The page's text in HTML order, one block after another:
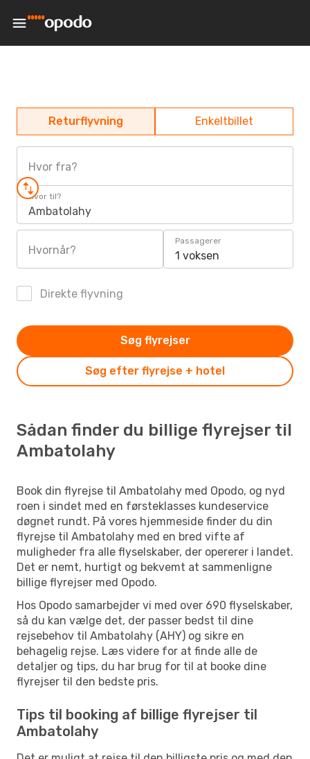
Returflyvning Enkeltbillet
Hvor fra?
Hvor til?
Ambatolahy
Hvornår?
Passagerer
1 voksen
Direkte flyvning
Søg efter flyrejse + hotel
Søg flyrejser
Sådan finder du billige flyrejser til
Ambatolahy
Book din flyrejse til Ambatolahy med Opodo, og nyd
roen i sindet med en førsteklasses kundeservice
døgnet rundt. På vores hjemmeside finder du din
flyrejse til Ambatolahy med en bred vifte af
muligheder fra alle flyselskaber, der opererer i landet.
Det er nemt, hurtigt og bekvemt at sammenligne
billige flyrejser med Opodo.
Hos Opodo samarbejder vi med over 690 flyselskaber,
så du kan vælge det, der passer bedst til dine
rejsebehov til Ambatolahy (AHY) og sikre en
behagelig rejse. Læs videre for at finde alle de
detaljer og tips, du har brug for til at booke dine
flyrejser til den bedste pris.
Tips til booking af billige flyrejser til
Ambatolahy